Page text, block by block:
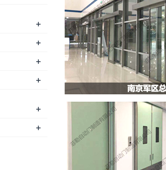
+
+
+
+
+
+